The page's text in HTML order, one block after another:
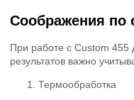
Соображения по
При работе с Custom 455
результатов важно
Термообработка